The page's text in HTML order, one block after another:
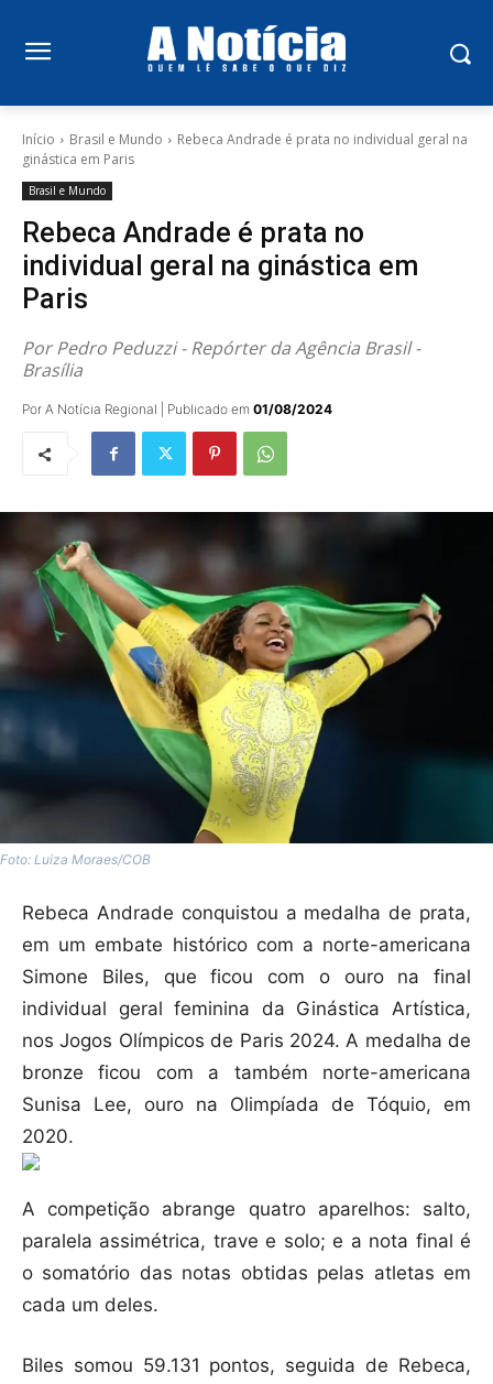
Início Brasil e Mundo
Rebeca Andrade é prata no individual geral na
ginástica em Paris
Brasil e Mundo
Rebeca Andrade é prata no
individual geral na ginástica em
Paris
Por Pedro Peduzzi - Repórter da Agência Brasil -
Brasília
Por A Notícia Regional | Publicado em 01/08/2024
Foto: Luiza Moraes/COB
Rebeca Andrade conquistou a medalha de prata,
em um embate histórico com a norte-americana
Simone Biles, que ficou com o ouro na final
individual geral feminina da Ginástica Artística,
nos Jogos Olímpicos de Paris 2024. A medalha de
bronze ficou com a também norte-americana
Sunisa Lee, ouro na Olimpíada de Tóquio, em
2020.
A competição abrange quatro aparelhos: salto,
paralela assimétrica, trave e solo; e a nota final é
o somatório das notas obtidas pelas atletas em
cada um deles.
Biles somou 59.131 pontos, seguida de Rebeca,